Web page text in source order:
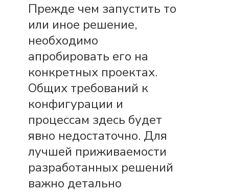
Прежде чем запустить то
или иное решение,
необходимо
апробировать его на
конкретных проектах.
Общих требований к
конфигурации и
процессам здесь будет
явно недостаточно. Для
лучшей приживаемости
разработанных решений
важно детально